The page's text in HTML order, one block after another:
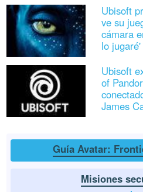
Ubisoft
ve su
cámara
lo jugaré'
Ubisoft
of
James
Guía Avatar:
Misiones